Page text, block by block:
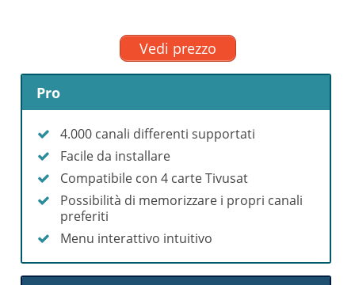
Vedi prezzo
Pro
4.000 canali differenti supportati
Facile da installare
Compatibile con 4 carte Tivusat
Possibilità di memorizzare i propri canali
preferiti
Menu interattivo intuitivo